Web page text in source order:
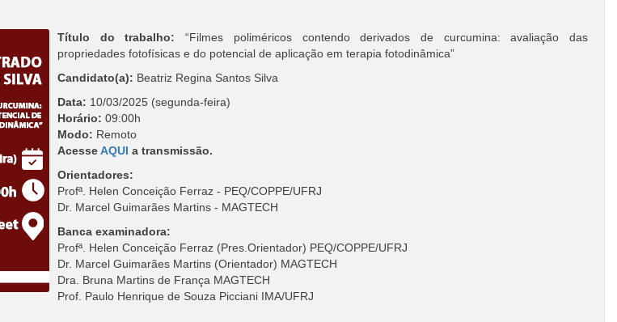
Título do trabalho: “Filmes poliméricos contendo derivados de curcumina: avaliação das
propriedades fotofísicas e do potencial de aplicação em terapia fotodinâmica”
Candidato(a): Beatriz Regina Santos Silva
Data: 10/03/2025 (segunda-feira)
Horário: 09:00h
Modo: Remoto
AcesseAQUI a transmissão.
Orientadores:
Profª. Helen Conceição Ferraz - PEQ/COPPE/UFRJ
Dr. Marcel Guimarães Martins - MAGTECH
Banca examinadora:
Profª. Helen Conceição Ferraz (Pres.Orientador) PEQ/COPPE/UFRJ
Dr. Marcel Guimarães Martins (Orientador) MAGTECH
Dra. Bruna Martins de França MAGTECH
Prof. Paulo Henrique de Souza Picciani IMA/UFRJ